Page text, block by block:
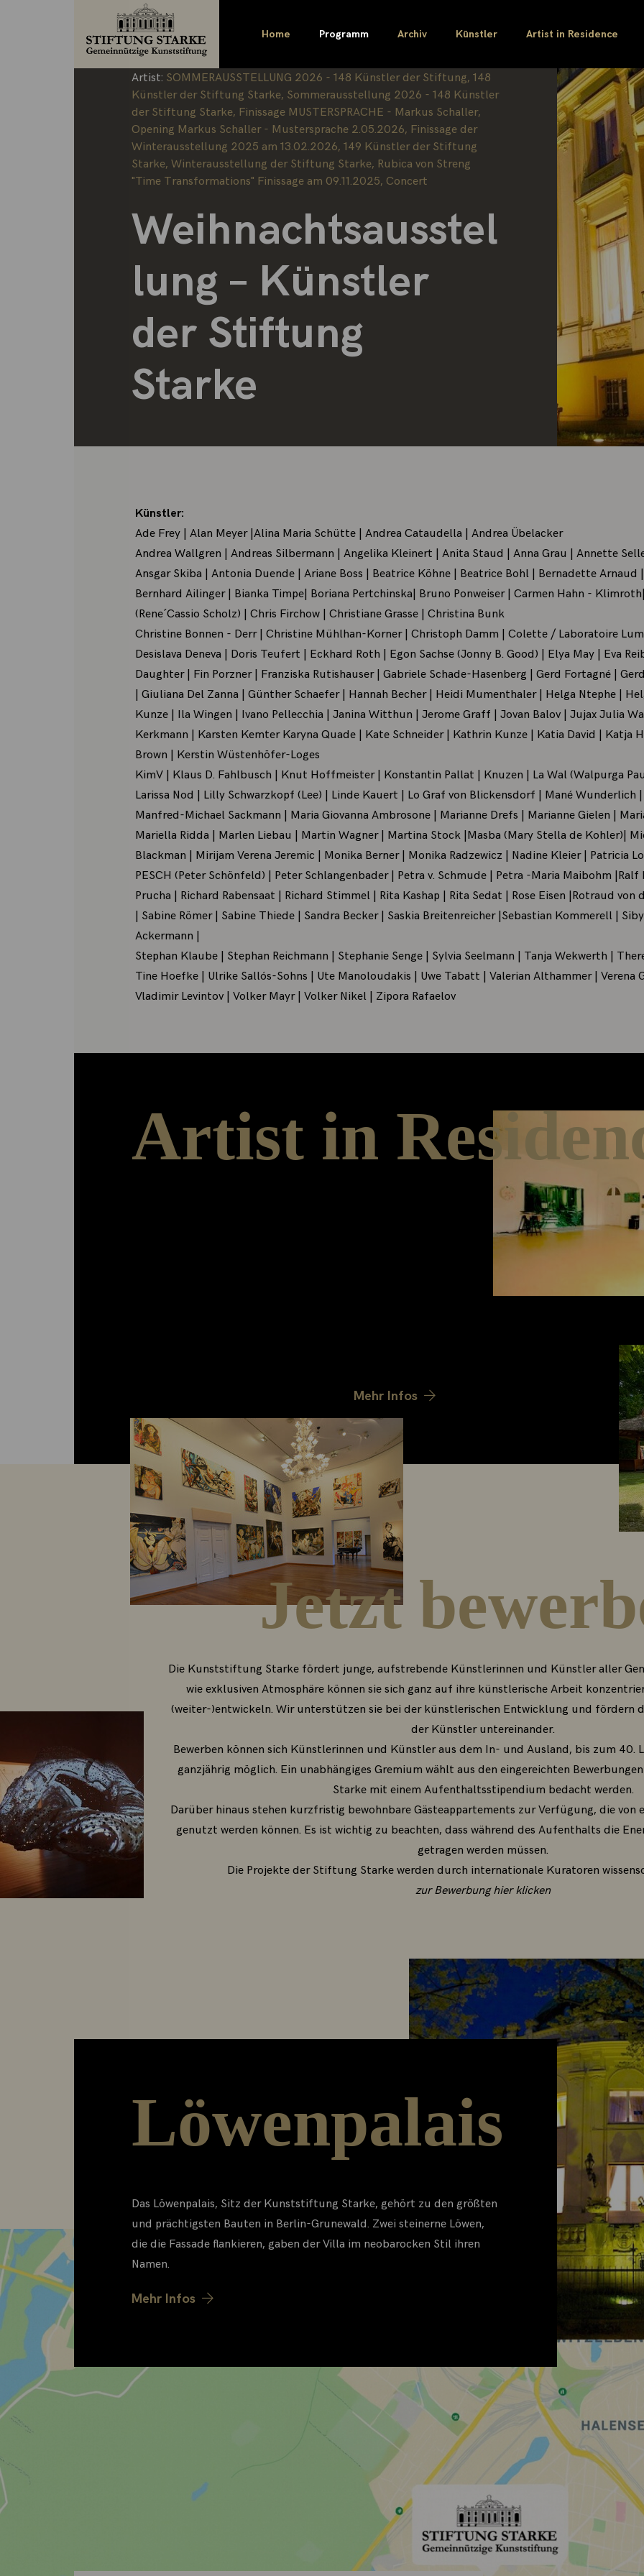
Home Programm Archiv Künstler Artist in Residence
Schedule:02 December 2017 - 01 February 2018
Category:
Exhibition
Artist: SOMMERAUSSTELLUNG 2026 - 148 Künstler der Stiftung, 148
Künstler der Stiftung Starke, Sommerausstellung 2026 - 148 Künstler
der Stiftung Starke, Finissage MUSTERSPRACHE - Markus Schaller,
Opening Markus Schaller - Mustersprache 2.05.2026, Finissage der
Winterausstellung 2025 am 13.02.2026, 149 Künstler der Stiftung
Starke, Winterausstellung der Stiftung Starke, Rubica von Streng
"Time Transformations" Finissage am 09.11.2025, Concert
Weihnachtsausstel
lung – Künstler
der Stiftung
Starke
Künstler:
Ade Frey | Alan Meyer |Alina Maria Schütte | Andrea Cataudella | Andrea Übelacker
Andrea Wallgren | Andreas Silbermann | Angelika Kleinert | Anita Staud | Anna Grau | Annette
Ansgar Skiba | Antonia Duende | Ariane Boss | Beatrice Köhne | Beatrice Bohl | Bernadette
Bernhard Ailinger | Bianka Timpe| Boriana Pertchinska| Bruno Ponweiser | Carmen Hahn -
(Rene´Cassio Scholz) | Chris Firchow | Christiane Grasse | Christina Bunk
Christine Bonnen - Derr | Christine Mühlhan-Korner | Christoph Damm | Colette / Laboratoire
Desislava Deneva | Doris Teufert | Eckhard Roth | Egon Sachse (Jonny B. Good) | Elya May | Eva
Daughter | Fin Porzner | Franziska Rutishauser | Gabriele Schade-Hasenberg | Gerd Fortagné |
| Giuliana Del Zanna | Günther Schaefer | Hannah Becher | Heidi Mumenthaler | Helga Ntephe |
Kunze | Ila Wingen | Ivano Pellecchia | Janina Witthun | Jerome Graff | Jovan Balov | Jujax Julia
Kerkmann | Karsten Kemter Karyna Quade | Kate Schneider | Kathrin Kunze | Katia David | Katja
Brown | Kerstin Wüstenhöfer-Loges
KimV | Klaus D. Fahlbusch | Knut Hoffmeister | Konstantin Pallat | Knuzen | La Wal (Walpurga
Larissa Nod | Lilly Schwarzkopf (Lee) | Linde Kauert | Lo Graf von Blickensdorf | Mané Wunderlich
Manfred-Michael Sackmann | Maria Giovanna Ambrosone | Marianne Drefs | Marianne Gielen |
Mariella Ridda | Marlen Liebau | Martin Wagner | Martina Stock |Masba (Mary Stella de Kohler)|
Blackman | Mirijam Verena Jeremic | Monika Berner | Monika Radzewicz | Nadine Kleier | Patricia
PESCH (Peter Schönfeld) | Peter Schlangenbader | Petra v. Schmude | Petra -Maria Maibohm |Ralf
Prucha | Richard Rabensaat | Richard Stimmel | Rita Kashap | Rita Sedat | Rose Eisen |Rotraud
| Sabine Römer | Sabine Thiede | Sandra Becker | Saskia Breitenreicher |Sebastian Kommerell |
Ackermann |
Stephan Klaube | Stephan Reichmann | Stephanie Senge | Sylvia Seelmann | Tanja Wekwerth |
Tine Hoefke | Ulrike Sallós-Sohns | Ute Manoloudakis | Uwe Tabatt | Valerian Althammer | Verena
Vladimir Levintov | Volker Mayr | Volker Nikel | Zipora Rafaelov
Artist in
Mehr Infos
Jetzt
Die Kunststiftung Starke fördert junge, aufstrebende Künstlerinnen und Künstler aller
wie exklusiven Atmosphäre können sie sich ganz auf ihre künstlerische Arbeit
(weiter-)entwickeln. Wir unterstützen sie bei der künstlerischen Entwicklung und fördern
der Künstler untereinander.
Bewerben können sich Künstlerinnen und Künstler aus dem In- und Ausland, bis zum 40.
ganzjährig möglich. Ein unabhängiges Gremium wählt aus den eingereichten
Starke mit einem Aufenthaltsstipendium bedacht werden.
Darüber hinaus stehen kurzfristig bewohnbare Gästeappartements zur Verfügung, die
genutzt werden können. Es ist wichtig zu beachten, dass während des Aufenthalts die
getragen werden müssen.
Die Projekte der Stiftung Starke werden durch internationale Kuratoren
zur Bewerbung hier klicken
Löwenpalais
Das Löwenpalais, Sitz der Kunststiftung Starke, gehört zu den größten
und prächtigsten Bauten in Berlin-Grunewald. Zwei steinerne Löwen,
die die Fassade flankieren, gaben der Villa im neobarocken Stil ihren
Namen.
Mehr Infos